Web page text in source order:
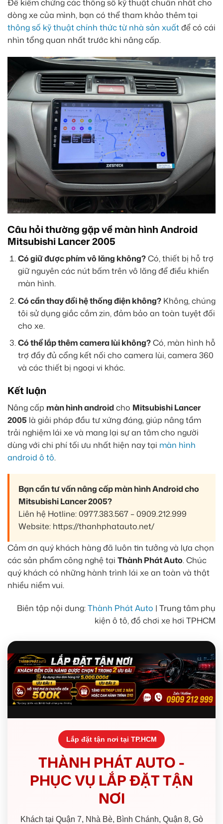
Để kiểm chứng các thông số kỹ thuật chuẩn nhất cho
dòng xe của mình, bạn có thể tham khảo thêm tại
thông số kỹ thuật chính thức từ nhà sản xuấtđể có cái
nhìn tổng quan nhất trước khi nâng cấp.
Câu hỏi thường gặp về màn hình Android
Mitsubishi Lancer 2005
Có giữ được phím vô lăng không?Có, thiết bị hỗ trợ
giữ nguyên các nút bấm trên vô lăng để điều khiển
màn hình.
Có cần thay đổi hệ thống điện không?Không, chúng
tôi sử dụng giắc cắm zin, đảm bảo an toàn tuyệt đối
cho xe.
Có thể lắp thêm camera lùi không?Có, màn hình hỗ
trợ đầy đủ cổng kết nối cho camera lùi, camera 360
và các thiết bị ngoại vi khác.
Kết luận
Nâng cấp màn hình androidcho Mitsubishi Lancer
2005 là giải pháp đầu tư xứng đáng, giúp nâng tầm
trải nghiệm lái xe và mang lại sự an tâm cho người
dùng với chi phí tối ưu nhất hiện nay tại màn hình
android ô tô.
Bạn cần tư vấn nâng cấp màn hình Android cho
Mitsubishi Lancer 2005?
Liên hệ Hotline: 0977.383.567 – 0909.212.999
Website: https://thanhphatauto.net/
Cảm ơn quý khách hàng đã luôn tin tưởng và lựa chọn
các sản phẩm công nghệ tại Thành Phát Auto. Chúc
quý khách có những hành trình lái xe an toàn và thật
nhiều niềm vui.
Biên tập nội dung:Thành Phát Auto | Trung tâm phụ
kiện ô tô, đồ chơi xe hơi TPHCM
Lắp đặt tận nơi tại TP.HCM
THÀNH PHÁT AUTO -
PHỤC VỤ LẮP ĐẶT TẬN
NƠI
Khách tại Quận 7, Nhà Bè, Bình Chánh, Quận 8, Gò